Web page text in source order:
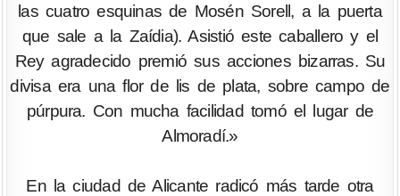
las cuatro esquinas de Mosén Sorell, a la puerta
que sale a la Zaídia). Asistió este caballero y el
Rey agradecido premió sus acciones bizarras. Su
divisa era una flor de lis de plata, sobre campo de
púrpura. Con mucha facilidad tomó el lugar de
Almoradí.»
En la ciudad de Alicante radicó más tarde otra